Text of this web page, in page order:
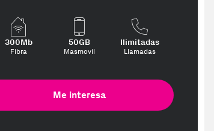
300Mb
Fibra
50GB
Masmovil
Ilimitadas
Llamadas
Me interesa